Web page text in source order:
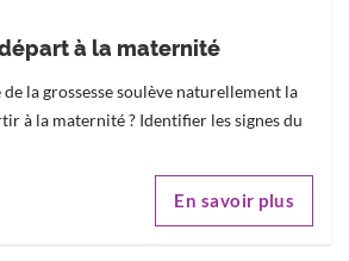
à la maternité
la grossesse soulève naturellement la
à la maternité ? Identifier les signes du
En savoir plus